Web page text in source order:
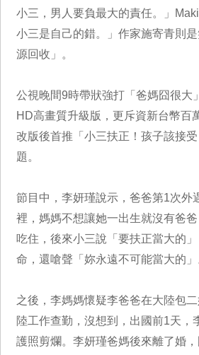
小三，男人要負最大的責任。」
小三是自己的錯。」作家施寄青則
源回收」。
公視晚間9時帶狀強打「爸媽囧很大
HD高畫質升級版，更斥資新台幣百
改版後首推「小三扶正！孩子該接
題。
節目中，李妍瑾說示，爸爸第1次外
裡，媽媽不想讓她一出生就沒有爸
吃住，後來小三說「要扶正當大的
命，還嗆聲「妳永遠不可能當大的」
之後，李媽媽懷疑李爸爸在大陸包
陸工作查勤，沒想到，出國前1天，
護照剪爛。李妍瑾爸媽後來離了婚